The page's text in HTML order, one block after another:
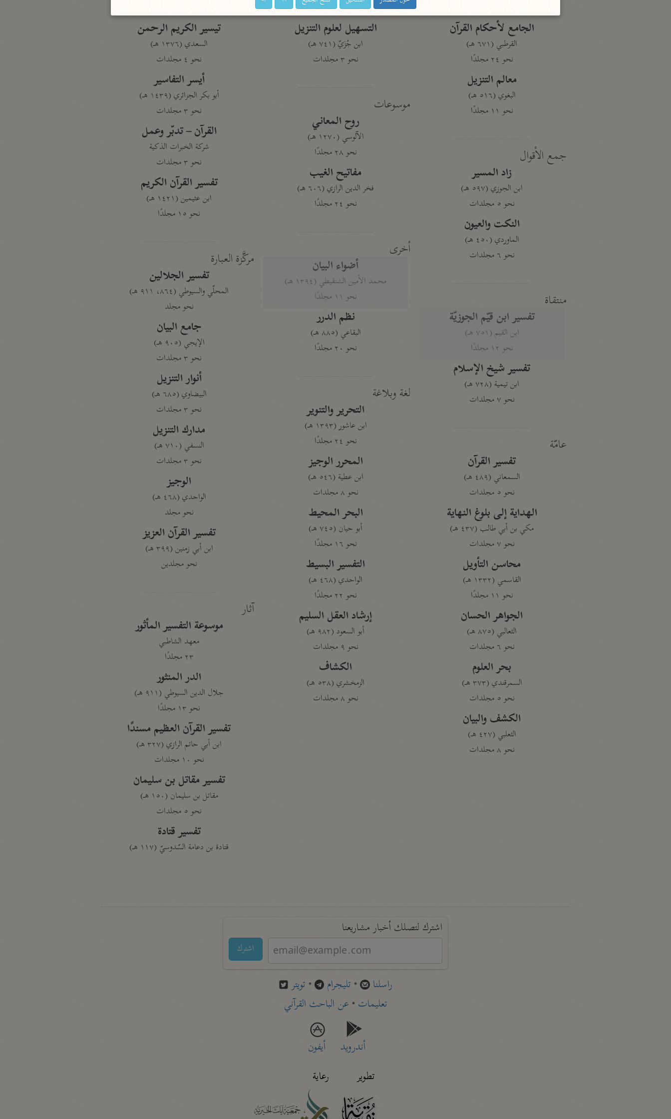
الجامع لأحكام القرآن
القرطبي (٦٧١ هـ)
نحو ٢٤ مجلدًا
معالم التنزيل
البغوي (٥١٦ هـ)
نحو ١١ مجلدًا
جمع الأقوال
زاد المسير
ابن الجوزي (٥٩٧ هـ)
نحو ٥ مجلدات
النكت والعيون
الماوردي (٤٥٠ هـ)
نحو ٦ مجلدات
منتقاة
تفسير ابن قيّم الجوزيّة
ابن القيم (٧٥١ هـ)
نحو ١٢ مجلدًا
تفسير شيخ الإسلام
ابن تيمية (٧٢٨ هـ)
نحو ٧ مجلدات
عامّة
تفسير القرآن
السمعاني (٤٨٩ هـ)
نحو ٥ مجلدات
الهداية إلى بلوغ النهاية
مكي بن أبي طالب (٤٣٧ هـ)
نحو ٧ مجلدات
محاسن التأويل
القاسمي (١٣٣٢ هـ)
نحو ١١ مجلدًا
الجواهر الحسان
الثعالبي (٨٧٥ هـ)
نحو ٦ مجلدات
بحر العلوم
السمرقندي (٣٧٣ هـ)
نحو ٥ مجلدات
الكشف والبيان
الثعلبي (٤٢٧ هـ)
نحو ٨ مجلدات
نحو ١١ مجلدًا
التسهيل لعلوم التنزيل
ابن جُزَيّ (٧٤١ هـ)
نحو ٣ مجلدات
موسوعات
روح المعاني
الآلوسي (١٢٧٠ هـ)
نحو ٢٨ مجلدًا
مفاتيح الغيب
فخر الدين الرازي (٦٠٦ هـ)
نحو ٢٤ مجلدًا
أخرى
أضواء البيان
محمد الأمين الشنقيطي (١٣٩٤ هـ)
نحو ١١ مجلدًا
نظم الدرر
البقاعي (٨٨٥ هـ)
نحو ٢٠ مجلدًا
لغة وبلاغة
التحرير والتنوير
ابن عاشور (١٣٩٣ هـ)
نحو ٢٤ مجلدًا
المحرر الوجيز
ابن عطية (٥٤٦ هـ)
نحو ٨ مجلدات
البحر المحيط
أبو حيان (٧٤٥ هـ)
نحو ١٦ مجلدًا
التفسير البسيط
الواحدي (٤٦٨ هـ)
نحو ٢٢ مجلدًا
إرشاد العقل السليم
أبو السعود (٩٨٢ هـ)
نحو ٩ مجلدات
الكشاف
الزمخشري (٥٣٨ هـ)
نحو ٨ مجلدات
تيسير الكريم الرحمن
السعدي (١٣٧٦ هـ)
نحو ٤ مجلدات
أيسر التفاسير
أبو بكر الجزائري (١٤٣٩ هـ)
نحو ٣ مجلدات
القرآن – تدبّر وعمل
شركة الخبرات الذكية
نحو ٣ مجلدات
تفسير القرآن الكريم
ابن عثيمين (١٤٢١ هـ)
نحو ١٥ مجلدًا
مركَّزة العبارة
تفسير الجلالين
المحلّي والسيوطي (٨٦٤، ٩١١ هـ)
نحو مجلد
جامع البيان
الإيجي (٩٠٥ هـ)
نحو ٣ مجلدات
أنوار التنزيل
البيضاوي (٦٨٥ هـ)
نحو ٣ مجلدات
مدارك التنزيل
النسفي (٧١٠ هـ)
نحو ٣ مجلدات
الوجيز
الواحدي (٤٦٨ هـ)
نحو مجلد
تفسير القرآن العزيز
ابن أبي زمنين (٣٩٩ هـ)
نحو مجلدين
آثار
موسوعة التفسير المأثور
معهد الشاطبي
٢٣ مجلدًا
الدر المنثور
جلال الدين السيوطي (٩١١ هـ)
نحو ١٣ مجلدًا
تفسير القرآن العظيم مسندًا
ابن أبي حاتم الرازي (٣٢٧ هـ)
نحو ١٠ مجلدات
تفسير مقاتل بن سليمان
مقاتل بن سليمان (١٥٠ هـ)
نحو ٥ مجلدات
تفسير قتادة
قتادة بن دعامة السّدوسيّ (١١٧ هـ)
اشترك لتصلك أخبار مشاريعنا
اشترك
راسلنا • تليجرام • تويتر
تعليمات• عن الباحث القرآني
أندرويد
أيفون
تطوير
رعاية